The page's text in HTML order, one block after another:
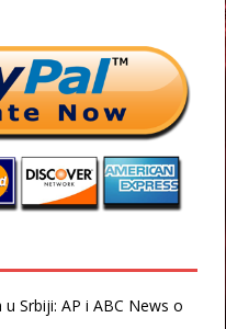
Srbiji: AP i ABC News o